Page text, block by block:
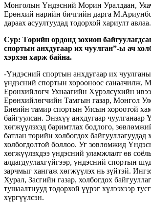
Монголын Үндэсний Морин Уралдаан,
Ерөнхий нарийн бичгийн дарга
дараах асуултуудад тодорхой хариулт авлаа.
Сур: Төрийн ордонд зохион
спортын анхдугаар их чуулган”-ы ач
хэрхэн харж байна.
-Үндэсний спортын анхдугаар их
үндэсний спортын хорооноос санаачилж,
Ерөнхийлөгч Ухнаагийн Хүрэлсүхийн
Ерөнхийлөгчийн Тамгын газар, Монгол
Биеийн тамир спортын Улсын хороотой
байгуулсан. Энэхүү анхдугаар чуулганаар
хөгжүүлэхэд баримтлах бодлого,
батлан төрийн холбогдох байгууллагуудад
холбогдолтой боллоо. Уг зөвлөмжид
хөгжүүлэхдээ үндэсний уламжлалт өв
алдагдуулахгүйгээр, үндэсний спортын
зарчмыг хангаж хөгжүүлэх нь зүйтэй.
Хурал, Засгийн газар, холбогдох
тушаалтнууд тодорхой үүрэг хүлээхээр
хүргүүлсэн.